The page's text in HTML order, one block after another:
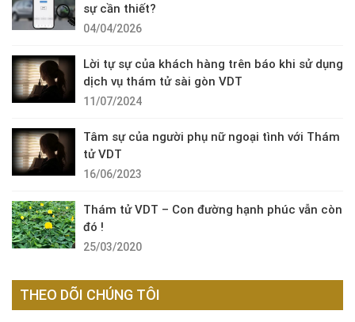
sự cần thiết?
04/04/2026
Lời tự sự của khách hàng trên báo khi sử dụng
dịch vụ thám tử sài gòn VDT
11/07/2024
Tâm sự của người phụ nữ ngoại tình với Thám
tử VDT
16/06/2023
Thám tử VDT – Con đường hạnh phúc vẫn còn
đó !
25/03/2020
THEO DÕI CHÚNG TÔI